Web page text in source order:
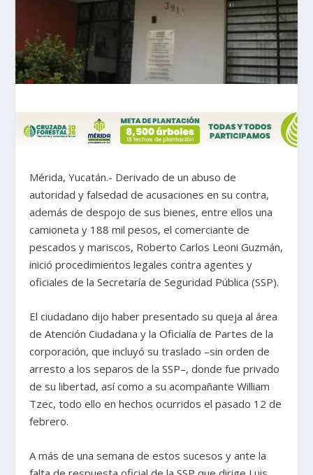
Mérida, Yucatán.- Derivado de un abuso de
autoridad y falsedad de acusaciones en su contra,
además de despojo de sus bienes, entre ellos una
camioneta y 188 mil pesos, el comerciante de
pescados y mariscos, Roberto Carlos Leoni Guzmán,
inició procedimientos legales contra agentes y
oficiales de la Secretaría de Seguridad Pública (SSP).
El ciudadano dijo haber presentado su queja al área
de Atención Ciudadana y la Oficialía de Partes de la
corporación, que incluyó su traslado –sin orden de
arresto a los separos de la SSP–, donde fue privado
de su libertad, así como a su acompañante William
Tzec, todo ello en hechos ocurridos el pasado 12 de
febrero.
A más de una semana de estos sucesos y ante la